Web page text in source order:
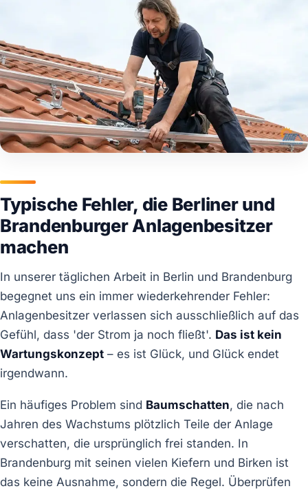
Typische Fehler, die Berliner und
Brandenburger Anlagenbesitzer
machen
In unserer täglichen Arbeit in Berlin und Brandenburg
begegnet uns ein immer wiederkehrender Fehler:
Anlagenbesitzer verlassen sich ausschließlich auf das
Gefühl, dass 'der Strom ja noch fließt'. Das ist kein
Wartungskonzept – es ist Glück, und Glück endet
irgendwann.
Ein häufiges Problem sind Baumschatten, die nach
Jahren des Wachstums plötzlich Teile der Anlage
verschatten, die ursprünglich frei standen. In
Brandenburg mit seinen vielen Kiefern und Birken ist
das keine Ausnahme, sondern die Regel. Überprüfen